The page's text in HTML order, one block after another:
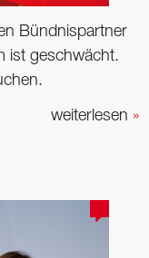
Bündnispartner
ist geschwächt.
weiterlesen »